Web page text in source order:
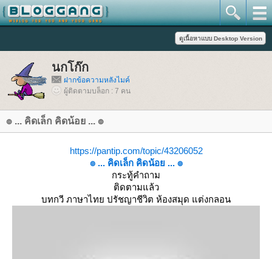
นกโก๊ก
ฝากข้อความหลังไมค์
ผู้ติดตามบล็อก : 7 คน
๏ ... คิดเล็ก คิดน้อย ... ๏
https://pantip.com/topic/43206052
๏ ... คิดเล็ก คิดน้อย ... ๏
กระทู้คำถาม
ติดตามแล้ว
บทกวี ภาษาไทย ปรัชญาชีวิต ห้องสมุด แต่งกลอน